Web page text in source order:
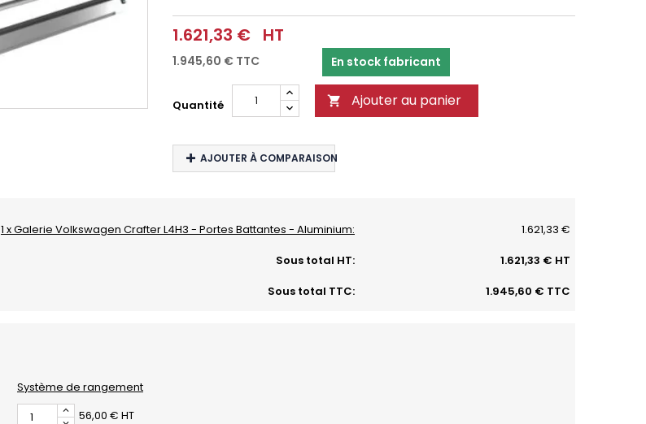
1.621,33 € HT
1.945,60 € TTC En stock fabricant
Quantité  Ajouter au panier
AJOUTER À COMPARAISON
1 x Galerie Volkswagen Crafter L4H3 - Portes Battantes - Aluminium:
1.621,33 €
Sous total HT:
1.621,33 € HT
Sous total TTC:
1.945,60 € TTC
Système de rangement
56,00 € HT